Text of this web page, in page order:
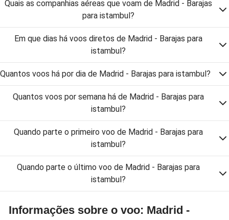
Quais as companhias aéreas que voam de Madrid - Barajas
para istambul?
Em que dias há voos diretos de Madrid - Barajas para
istambul?
Quantos voos há por dia de Madrid - Barajas para istambul?
Quantos voos por semana há de Madrid - Barajas para
istambul?
Quando parte o primeiro voo de Madrid - Barajas para
istambul?
Quando parte o último voo de Madrid - Barajas para
istambul?
Informações sobre o voo: Madrid -